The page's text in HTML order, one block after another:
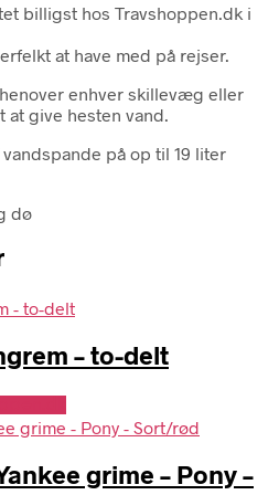
billigst hos Travshoppen.dk i
at have med på rejser.
enhver skillevæg eller
give hesten vand.
på op til 19 liter
dø
– to-delt
grime – Pony –